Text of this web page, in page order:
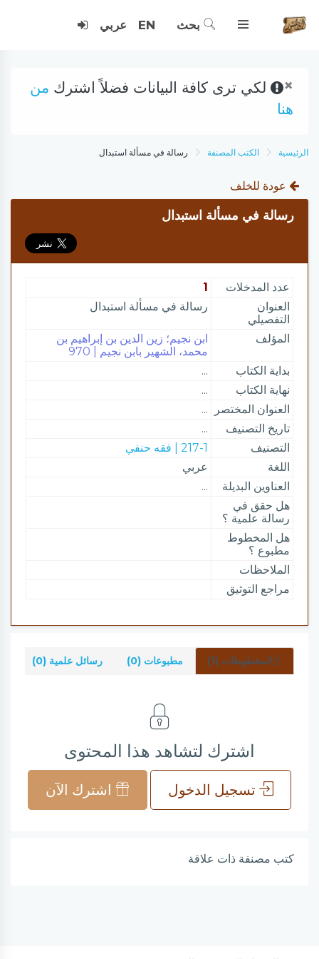
بحث EN عربي
× لكي ترى كافة البيانات فضلاً اشترك من
هنا
الرئيسية الكتب المصنفة رسالة في مسألة استبدال
عودة للخلف
رسالة في مسألة استبدال
عدد المدخلات
1
العنوان
التفصيلي
رسالة في مسألة استبدال
المؤلف
ابن نجيم؛ زين الدين بن إبراهيم بن
محمد، الشهير بابن نجيم | 970
بداية الكتاب
...
نهاية الكتاب
...
العنوان المختصر
...
تاريخ التصنيف
...
التصنيف
217-1 | فقه حنفي
اللغة
عربي
العناوين البديلة
...
هل حقق في
رسالة علمية ؟
هل المخطوط
مطبوع ؟
الملاحظات
مراجع التوثيق
المخطوطات (1) مطبوعات (0) رسائل علمية (0)
اشترك لتشاهد هذا المحتوى
تسجيل الدخول اشترك الآن
كتب مصنفة ذات علاقة